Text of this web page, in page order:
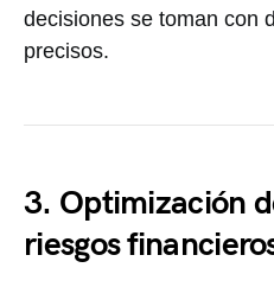
decisiones se toman con
precisos.
3. Optimización
riesgos